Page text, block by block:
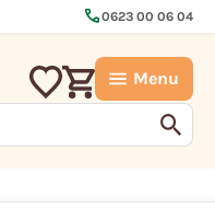
call0623 00 06 04
Menu